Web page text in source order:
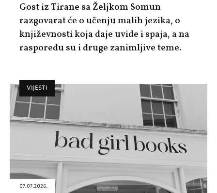
Gost iz Tirane sa Željkom Somun
razgovarat će o učenju malih jezika, o
književnosti koja daje uvide i spaja, a na
rasporedu su i druge zanimljive teme.
VIJESTI
07.07.2026.